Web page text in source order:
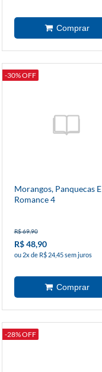
-30% OFF
Morangos, Panquecas E
Romance 4
R$ 69,90
R$ 48,90
ou 2x de R$ 24,45 sem juros
-28% OFF